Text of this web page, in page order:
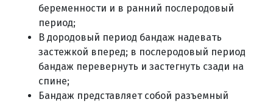
беременности и в ранний послеродовый
период;
В дородовый период бандаж надевать
застежкой вперед; в послеродовый период
бандаж перевернуть и застегнуть сзади на
спине;
Бандаж представляет собой разъемный